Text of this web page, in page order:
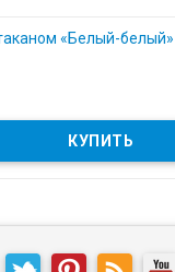
«Белый-белый»